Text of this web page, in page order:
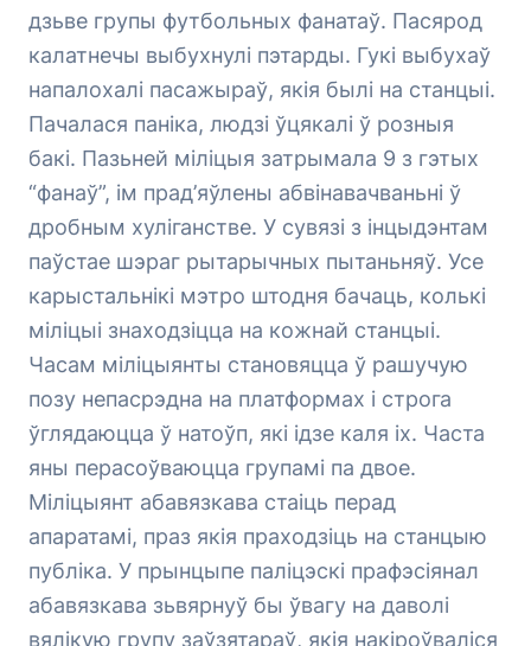
дзьве групы футбольных фанатаў. Пасярод
калатнечы выбухнулі пэтарды. Гукі выбухаў
напалохалі пасажыраў, якія былі на станцыі.
Пачалася паніка, людзі ўцякалі ў розныя
бакі. Пазьней міліцыя затрымала 9 з гэтых
“фанаў”, ім прад’яўлены абвінавачваньні ў
дробным хуліганстве. У сувязі з інцыдэнтам
паўстае шэраг рытарычных пытаньняў. Усе
карыстальнікі мэтро штодня бачаць, колькі
міліцыі знаходзіцца на кожнай станцыі.
Часам міліцыянты становяцца ў рашучую
позу непасрэдна на платформах і строга
ўглядаюцца ў натоўп, які ідзе каля іх. Часта
яны перасоўваюцца групамі па двое.
Міліцыянт абавязкава стаіць перад
апаратамі, праз якія праходзіць на станцыю
публіка. У прынцыпе паліцэскі прафэсіянал
абавязкава зьвярнуў бы ўвагу на даволі
вялікую групу заўзятараў, якія накіроўваліся